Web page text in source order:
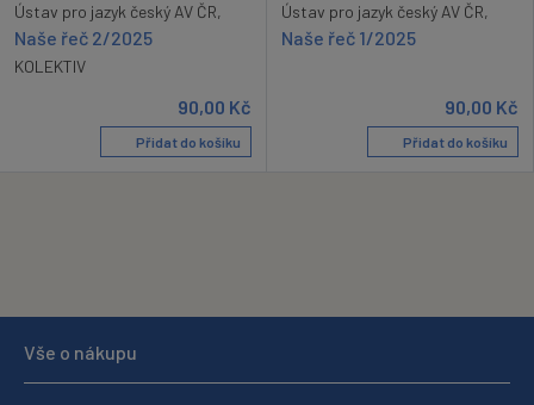
Ústav pro jazyk český AV ČR,
Naše řeč 2/2025
KOLEKTIV
90,00 Kč
Přidat do košíku
Ústav pro jazyk český AV ČR,
Naše řeč 1/2025
90,00 Kč
Přidat do košíku
Vše o nákupu